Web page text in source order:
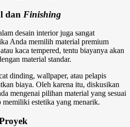
dan Finishing
desain interior juga sangat
Anda memilih material premium
kaca tempered, tentu biayanya akan
material standar.
dinding, wallpaper, atau pelapis
biaya. Oleh karena itu, diskusikan
mengenai pilihan material yang sesuai
memiliki estetika yang menarik.